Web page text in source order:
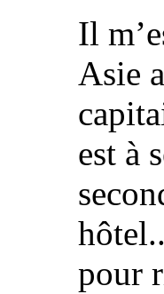
Il
Asie
est à
pour